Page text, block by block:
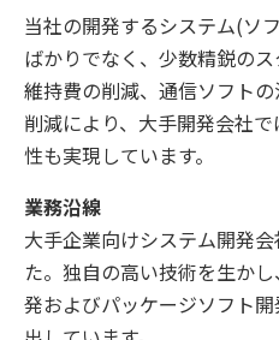
当社の開発するシステム(ソ
ばかりでなく、少数精鋭の
維持費の削減、通信ソフト
削減により、大手開発会社
性も実現しています。
業務沿線
大手企業向けシステム開発
た。独自の高い技術を生か
発およびパッケージソフト